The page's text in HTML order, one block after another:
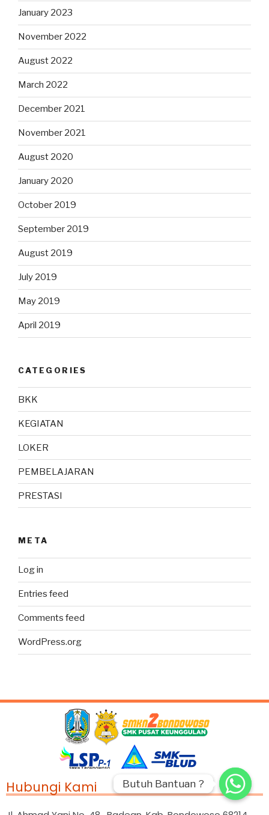
January 2023
November 2022
August 2022
March 2022
December 2021
November 2021
August 2020
January 2020
October 2019
September 2019
August 2019
July 2019
May 2019
April 2019
CATEGORIES
BKK
KEGIATAN
LOKER
PEMBELAJARAN
PRESTASI
META
Log in
Entries feed
Comments feed
WordPress.org
Hubungi Kami Butuh Bantuan ?
Butuh Bantuan ?